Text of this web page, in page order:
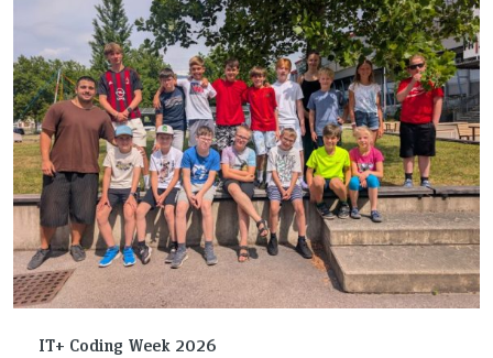
IT+ Coding Week 2026